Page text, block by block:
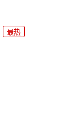
最热